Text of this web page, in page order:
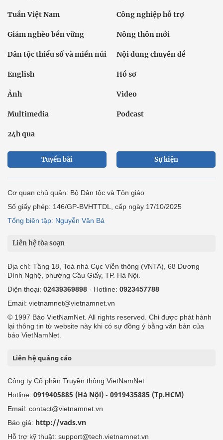
Tuần Việt Nam Công nghiệp hỗ trợ
Giảm nghèo bền vững Nông thôn mới
Dân tộc thiểu số và miền núi Nội dung chuyên đề
English Hồ sơ
Ảnh Video
Multimedia Podcast
24h qua
Tuyến bài Sự kiện
Cơ quan chủ quản: Bộ Dân tộc và Tôn giáo
Số giấy phép: 146/GP-BVHTTDL, cấp ngày 17/10/2025
Tổng biên tập: Nguyễn Văn Bá
Liên hệ tòa soạn
Địa chỉ: Tầng 18, Toà nhà Cục Viễn thông (VNTA), 68 Dương
Đình Nghệ, phường Cầu Giấy, TP. Hà Nội.
Điện thoại: 02439369898 - Hotline: 0923457788
Email: vietnamnet@vietnamnet.vn
© 1997 Báo VietNamNet. All rights reserved. Chỉ được phát hành
lại thông tin từ website này khi có sự đồng ý bằng văn bản của
báo VietNamNet.
Liên hệ quảng cáo
Công ty Cổ phần Truyền thông VietNamNet
Hotline: 0919405885 (Hà Nội) - 0919435885 (Tp.HCM)
Email: contact@vietnamnet.vn
Báo giá: http://vads.vn
Hỗ trợ kỹ thuật: support@tech.vietnamnet.vn